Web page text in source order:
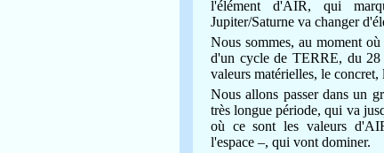
l'élément d'AIR, qui
Jupiter/Saturne va changer
Nous sommes, au moment
d'un cycle de TERRE, du 28
valeurs matérielles, le
Nous allons passer dans un
très longue période, qui va
où ce sont les valeurs
l'espace –, qui vont dominer.